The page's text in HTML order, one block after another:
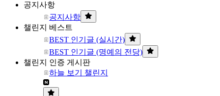
공지사항
공지사항
챌린지 베스트
BEST 인기글 (실시간)
BEST 인기글 (명예의 전당)
챌린지 인증 게시판
하늘 보기 챌린지